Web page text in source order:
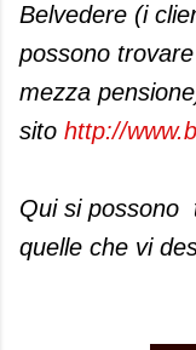
Belvedere (i
possono
mezza
sito http://
Qui si possono
quelle che vi